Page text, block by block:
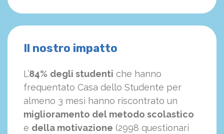
Il nostro impatto
L’84% degli studenti che hanno
frequentato Casa dello Studente per
almeno 3 mesi hanno riscontrato un
miglioramento del metodo scolastico
e della motivazione (2998 questionari